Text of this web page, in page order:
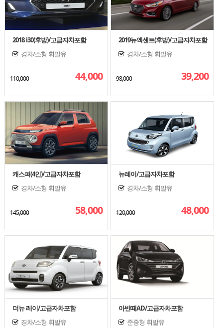
2018 i30(후방)/고급자차포함
경차/소형 휘발유
110,000 44,000
2019뉴엑센트(후방)/고급자차포함
경차/소형 휘발유
98,000 39,200
캐스퍼(4인)/고급자차포함
경차/소형 휘발유
145,000 58,000
뉴레이/고급자차포함
경차/소형 휘발유
120,000 48,000
더뉴 레이/고급자차포함
경차/소형 휘발유
아반떼AD/고급자차포함
준중형 휘발유